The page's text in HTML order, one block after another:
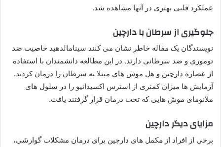
عملکرد قلبی بهتری در آنها مشاهده شد.
جلوگیری از سرطان با دارچین
نویسندگان یک مقاله خاطر نشان می کنند سینامالدهید خاصیت ضد
توموری و ضد سرطانی دارند. در این مطالعه دانشمندان با استفاده
از عصاره دارچین و هل موش های مبتلا به سرطان را درمان کردند.
آزمایش ها میزان کمتری از استرس اکسیداتیو را در سلول های
ملانومای موش هایی که تحت درمان قرار گرفتند یافت.
مزایای دیگر دارچین
برخی از افراد از مکمل های دارچین برای درمان مشکلات گوارشی،